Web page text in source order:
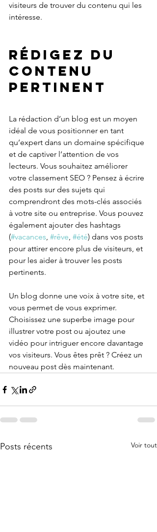
visiteurs de trouver du contenu qui les
intéresse.
Rédigez du
contenu
pertinent
La rédaction d’un blog est un moyen
idéal de vous positionner en tant
qu’expert dans un domaine spécifique
et de captiver l’attention de vos
lecteurs. Vous souhaitez améliorer
votre classement SEO ? Pensez à écrire
des posts sur des sujets qui
comprendront des mots-clés associés
à votre site ou entreprise. Vous pouvez
également ajouter des hashtags
(#vacances, #rêve, #été) dans vos posts
pour attirer encore plus de visiteurs, et
pour les aider à trouver les posts
pertinents.
Un blog donne une voix à votre site, et
vous permet de vous exprimer.
Choisissez une superbe image pour
illustrer votre post ou ajoutez une
vidéo pour intriguer encore davantage
vos visiteurs. Vous êtes prêt ? Créez un
nouveau post dès maintenant.
Posts récents Voir tout